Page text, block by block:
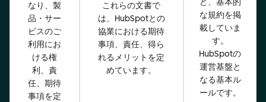
なり、製
品・サー
ビスのご
利用にお
ける権
利、責
任、期待
事項を定
これらの文書で
は、HubSpotとの
協業における期待
事項、責任、得ら
れるメリットを定
めています。
ど、基本的
な規約を掲
載していま
す。
HubSpotの
運営基盤と
なる基本ル
ールです。